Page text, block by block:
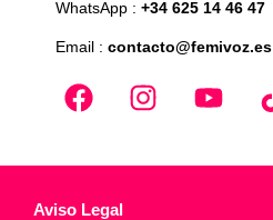
WhatsApp : +34 625 14 46 47
Email : contacto@femivoz.es
Aviso Legal